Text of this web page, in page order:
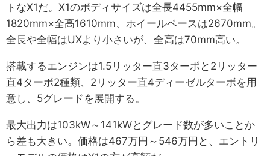
トなX1だ。X1のボディサイズは全長4455mm×全幅
1820mm×全高1610mm、ホイールベースは2670mm。
全長や全幅はUXより小さいが、全高は70mm高い。
搭載するエンジンは1.5リッター直3ターボと2リッター
直4ターボ2種類、2リッター直4ディーゼルターボを用
意し、5グレードを展開する。
最大出力は103kW～141kWとグレード数が多いことか
ら差も大きい。価格は467万円～546万円と、エントリ